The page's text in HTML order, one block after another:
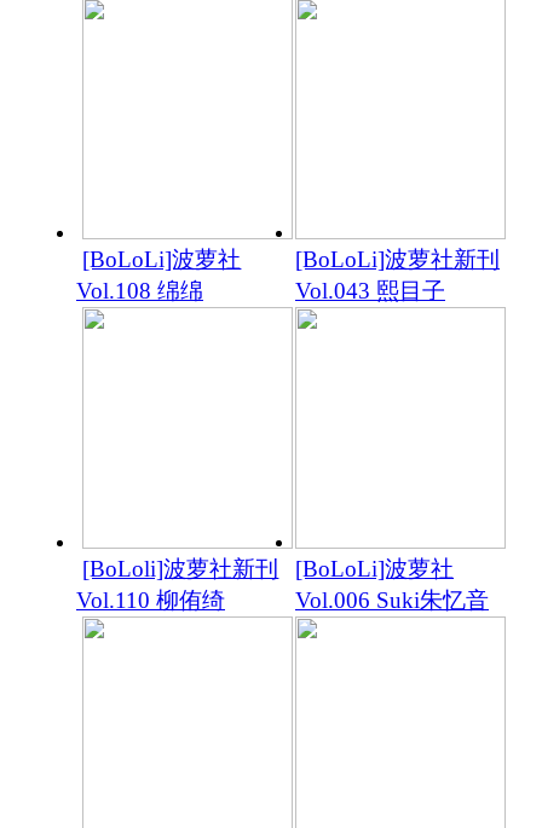
[BoLoLi]波萝社
Vol.108 绵绵
[BoLoLi]波萝社新刊
Vol.043 熙目子
[BoLoli]波萝社新刊
Vol.110 柳侑绮
[BoLoLi]波萝社
Vol.006 Suki朱忆音